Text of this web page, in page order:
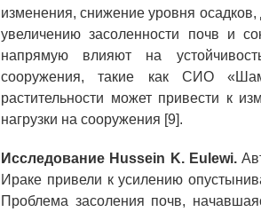
изменения, снижение уровня
увеличению засоленности почв и
напрямую влияют на
сооружения, такие как СИО
растительности может привести к
нагрузки на сооружения [9].
Исследование Hussein K. Eulewi.
Ираке привели к усилению
Проблема засоления почв,